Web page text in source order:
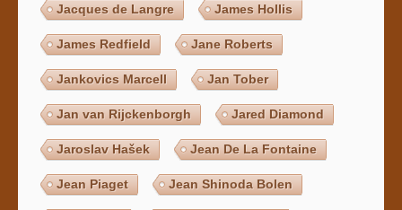
Jacques de Langre James Hollis
James Redfield Jane Roberts
Jankovics Marcell Jan Tober
Jan van Rijckenborgh Jared Diamond
Jaroslav Hašek Jean De La Fontaine
Jean Piaget Jean Shinoda Bolen